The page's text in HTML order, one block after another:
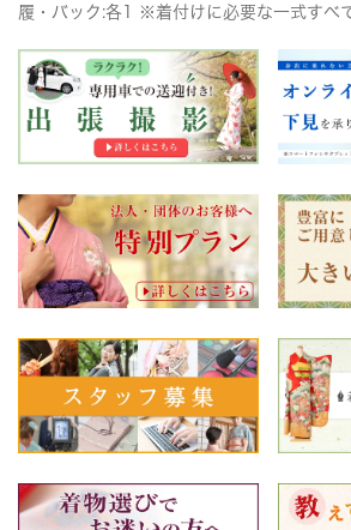
履・バック:各1 ※着付けに必要な一式すべ